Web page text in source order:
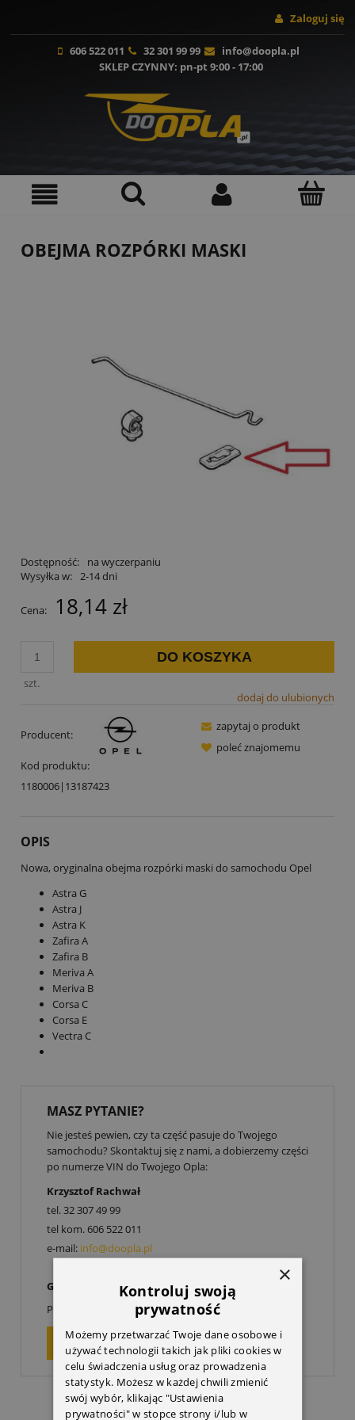
Zaloguj się
606 522 011 32 301 99 99
info@doopla.pl
SKLEP CZYNNY: pn-pt 9:00 - 17:00
OBEJMA ROZPÓRKI MASKI
Dostępność:
na wyczerpaniu
Wysyłka w: 2-14 dni
Cena: 18,14 zł
szt.
DO KOSZYKA
dodaj do ulubionych
Producent:
Kod produktu:
1180006|13187423
zapytaj o produkt
poleć znajomemu
OPIS
Nowa, oryginalna obejma rozpórki maski do samochodu Opel
Astra G
Astra J
Astra K
Zafira A
Zafira B
Meriva A
Meriva B
Corsa C
Corsa E
Vectra C
MASZ PYTANIE?
Nie jesteś pewien, czy ta część pasuje do Twojego
samochodu? Skontaktuj się z nami, a dobierzemy części
po numerze VIN do Twojego Opla:
Krzysztof Rachwał
tel.32 307 49 99
tel kom.606 522 011
e-mail: info@doopla.pl
Godziny otwarcia:
Poniedziałek-Piątek: 900-1700
ZAPYTAJ O PRODUKT
×
Kontroluj swoją
prywatność
Możemy przetwarzać Twoje dane osobowe i
używać technologii takich jak pliki cookies w
celu świadczenia usług oraz prowadzenia
statystyk. Możesz w każdej chwili zmienić
swój wybór, klikając "Ustawienia
prywatności" w stopce strony i/lub w